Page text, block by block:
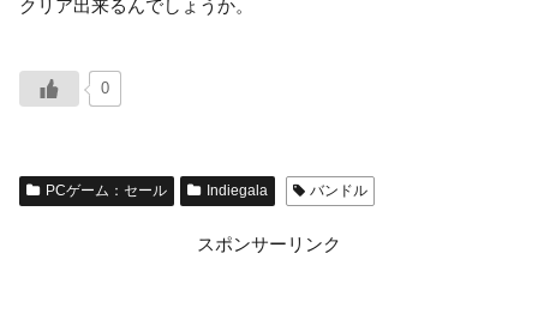
クリア出来るんでしょうか。
0
PCゲーム：セール Indiegala バンドル
スポンサーリンク